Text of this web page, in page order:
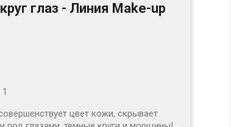
глаз - Линия Make-up
цвет кожи, скрывает